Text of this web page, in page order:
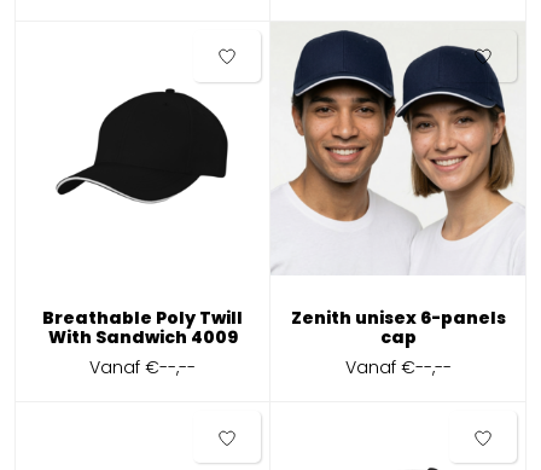
Breathable Poly Twill
With Sandwich 4009
Vanaf€--,--
Zenith unisex 6-panels
cap
Vanaf €--,--